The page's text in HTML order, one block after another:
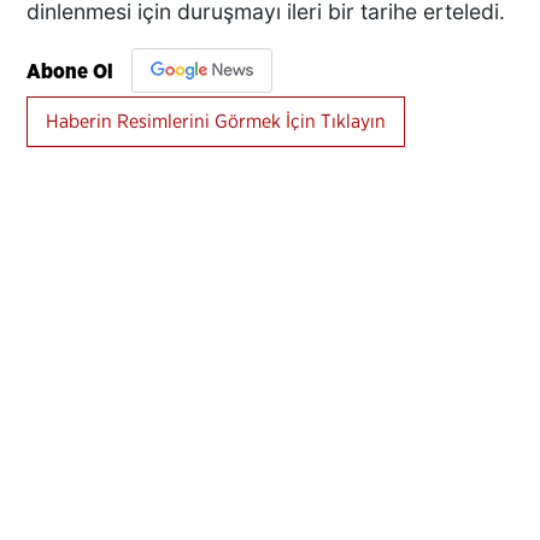
dinlenmesi için duruşmayı ileri bir tarihe erteledi.
Abone Ol
Haberin Resimlerini Görmek İçin Tıklayın